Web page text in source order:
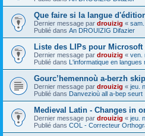
Que faire si la langue
Dernier message par drouizig «
Publié dans An DROUIZIG Difazier
Liste des LIPs pour Microsoft
Dernier message par drouizig « ven.
Publié dans L'informatique en langues
Gourc’hemennoù a-berzh
Dernier message par drouizig « jeu.
Publié dans Danvezioù all a-bep seurt
Medieval Latin - Changes in
Dernier message par drouizig « jeu.
Publié dans COL - Correcteur